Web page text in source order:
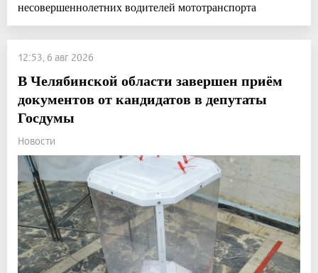
несовершеннолетних водителей мототранспорта
12:53, 6 авг 2026
В Челябинской области завершен приём
документов от кандидатов в депутаты
Госдумы
Новости